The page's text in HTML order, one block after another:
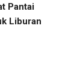
Pantai
Liburan